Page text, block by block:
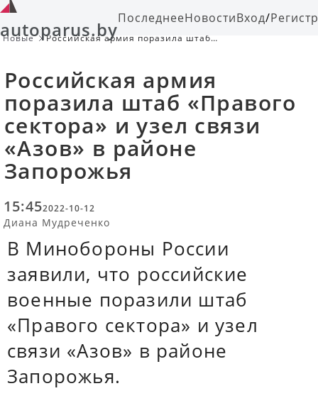
autoparus.byПоследнееНовостиВход/
Новые
Российская армия поразила штаб
Российская армия
поразила штаб «Правого
сектора» и узел связи
«Азов» в районе
Запорожья
15:452022-10-12
Диана Мудреченко
В Минобороны России
заявили, что российские
военные поразили штаб
«Правого сектора» и узел
связи «Азов» в районе
Запорожья.